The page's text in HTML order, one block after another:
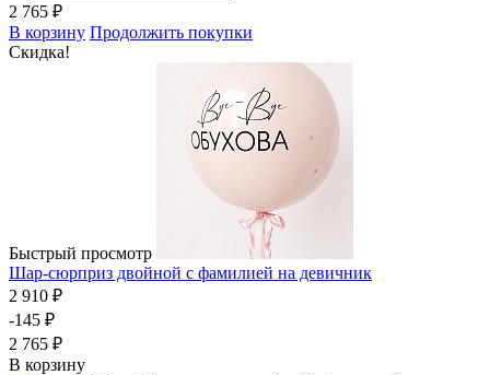
2 765 ₽
В корзину Продолжить покупки
Скидка!
Быстрый просмотр
Шар-сюрприз двойной с фамилией на девичник
2 910 ₽
-145 ₽
2 765 ₽
В корзину